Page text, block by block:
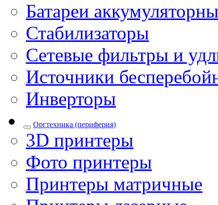
Батареи
Стабилизаторы
Сетевые фильтры и
Источники
Инверторы
Оргтехника (периферия)
3D принтеры
Фото принтеры
Принтеры матричные